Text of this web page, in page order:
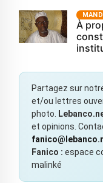
À
Partagez sur
et/ou lettres
photo.
et opinions.
Fanico : espace
malinké